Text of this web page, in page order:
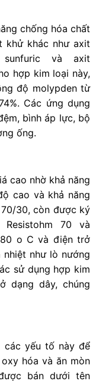
chống hóa chất
khử khác như axit
và axit
hợp kim loại này,
độ molypden từ
Các ứng dụng
bình áp lực, bộ
ống.
cao nhờ khả năng
cao và khả năng
30, còn được ký
70 và
o C và điện trở
nhiệt như lò nướng
sử dụng hợp kim
dạng dây, chúng
các yếu tố này để
hóa và ăn mòn
bán dưới tên